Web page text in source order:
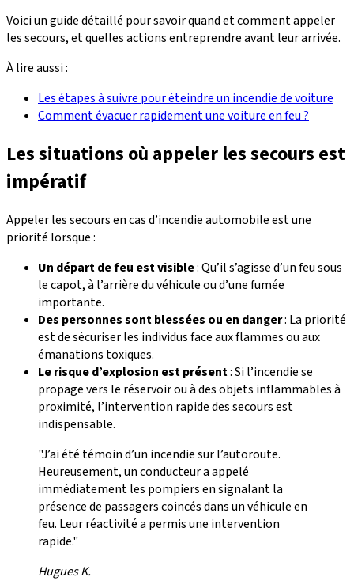
Voici un guide détaillé pour savoir quand et comment appeler
les secours, et quelles actions entreprendre avant leur arrivée.
À lire aussi :
Les étapes à suivre pour éteindre un incendie de voiture
Comment évacuer rapidement une voiture en feu ?
Les situations où appeler les secours est
impératif
Appeler les secours en cas d’incendie automobile est une
priorité lorsque :
Un départ de feu est visible: Qu’il s’agisse d’un feu sous
le capot, à l’arrière du véhicule ou d’une fumée
importante.
Des personnes sont blessées ou en danger: La priorité
est de sécuriser les individus face aux flammes ou aux
émanations toxiques.
Le risque d’explosion est présent: Si l’incendie se
propage vers le réservoir ou à des objets inflammables à
proximité, l’intervention rapide des secours est
indispensable.
"J’ai été témoin d’un incendie sur l’autoroute.
Heureusement, un conducteur a appelé
immédiatement les pompiers en signalant la
présence de passagers coincés dans un véhicule en
feu. Leur réactivité a permis une intervention
rapide."
Hugues K.